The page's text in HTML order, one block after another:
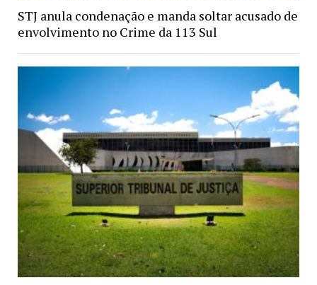
STJ anula condenação e manda soltar acusado de
envolvimento no Crime da 113 Sul